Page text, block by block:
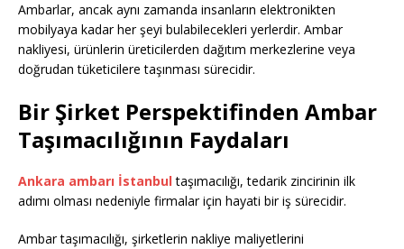
Ambarlar, ancak aynı zamanda insanların elektronikten
mobilyaya kadar her şeyi bulabilecekleri yerlerdir. Ambar
nakliyesi, ürünlerin üreticilerden dağıtım merkezlerine veya
doğrudan tüketicilere taşınması sürecidir.
Bir Şirket Perspektifinden Ambar
Taşımacılığının Faydaları
Ankara ambarı İstanbul taşımacılığı, tedarik zincirinin ilk
adımı olması nedeniyle firmalar için hayati bir iş sürecidir.
Ambar taşımacılığı, şirketlerin nakliye maliyetlerini